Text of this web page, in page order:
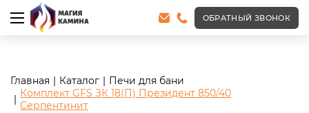
<meta name="robots" content="noindex, follow"/>
ОБРАТНЫЙ ЗВОНОК
Главная Каталог
Печи для бани
Комплект GFS ЗК 18(П) Президент 850/40
Серпентинит